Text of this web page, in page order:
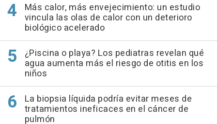
Más calor, más envejecimiento: un estudio
vincula las olas de calor con un deterioro
biológico acelerado
¿Piscina o playa? Los pediatras revelan qué
agua aumenta más el riesgo de otitis en los
niños
La biopsia líquida podría evitar meses de
tratamientos ineficaces en el cáncer de
pulmón